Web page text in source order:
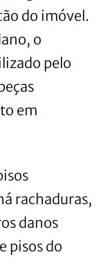
do imóvel.
o
pelo
em
rachaduras,
danos
pisos do